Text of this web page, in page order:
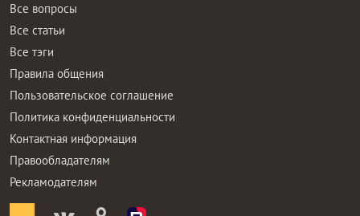
Все вопросы
Все статьи
Все тэги
Правила общения
Пользовательское соглашение
Политика конфиденциальности
Контактная информация
Правообладателям
Рекламодателям